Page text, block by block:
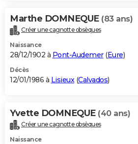
Marthe DOMNEQUE (83 ans)
Créer une cagnotte obsèques
Naissance
28/12/1902 à Pont-Audemer(Eure)
Décès
12/01/1986 à Lisieux(Calvados)
Yvette DOMNEQUE (40 ans)
Créer une cagnotte obsèques
Naissance